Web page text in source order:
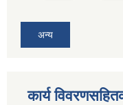
अन्य
कार्य